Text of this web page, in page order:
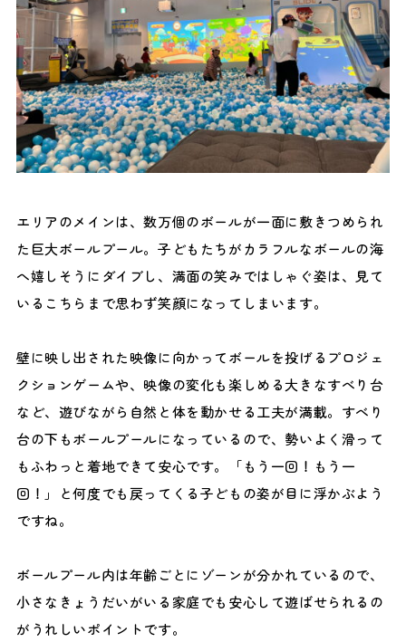
エリアのメインは、数万個のボールが一面に敷きつめられ
た巨大ボールプール。子どもたちがカラフルなボールの海
へ嬉しそうにダイブし、満面の笑みではしゃぐ姿は、見て
いるこちらまで思わず笑顔になってしまいます。
壁に映し出された映像に向かってボールを投げるプロジェ
クションゲームや、映像の変化も楽しめる大きなすべり台
など、遊びながら自然と体を動かせる工夫が満載。すべり
台の下もボールプールになっているので、勢いよく滑って
もふわっと着地できて安心です。「もう一回！もう一
回！」と何度でも戻ってくる子どもの姿が目に浮かぶよう
ですね。
ボールプール内は年齢ごとにゾーンが分かれているので、
小さなきょうだいがいる家庭でも安心して遊ばせられるの
がうれしいポイントです。